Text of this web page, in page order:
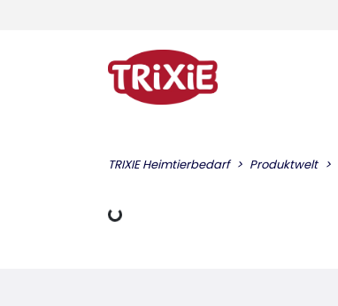
TRIXIE Heimtierbedarf Produktwelt
Lädt Daten